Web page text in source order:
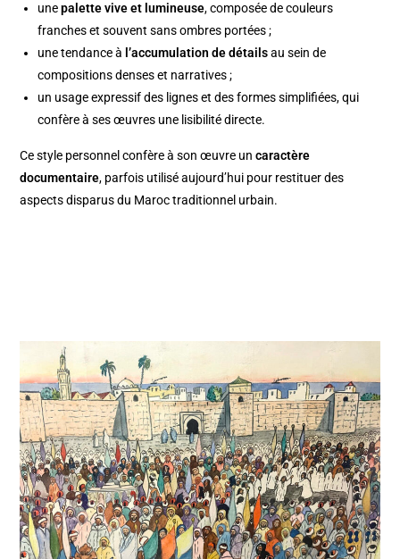
unepalette vive et lumineuse, composée de couleurs
franches et souvent sans ombres portées ;
une tendance à l’accumulation de détailsau sein de
compositions denses et narratives ;
un usage expressif des lignes et des formes simplifiées, qui
confère à ses œuvres une lisibilité directe.
Ce style personnel confère à son œuvre uncaractère
documentaire, parfois utilisé aujourd’hui pour restituer des
aspects disparus du Maroc traditionnel urbain.